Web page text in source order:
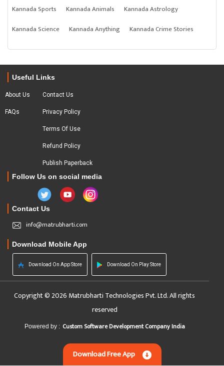
Kannada Sports
Kannada Animals
Kannada Astrology
Kannada Science
Kannada Anything Kannada Crime Stories
Useful Links
About Us
FAQs
Contact Us
Privacy Policy
Terms Of Use
Refund Policy
Publish Paperback
Follow Us on social media
Contact Us
info@matrubharti.com
Download Mobile App
Download On App Store Download On Play Store
Copyright © 2026 Matrubharti Technologies Pvt. Ltd. All rights
reserved
Powered by : Custom Software Development Company India
Download Free App